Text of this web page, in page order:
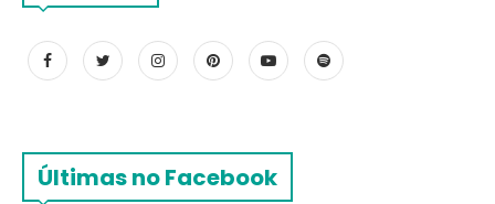
Últimas no Facebook